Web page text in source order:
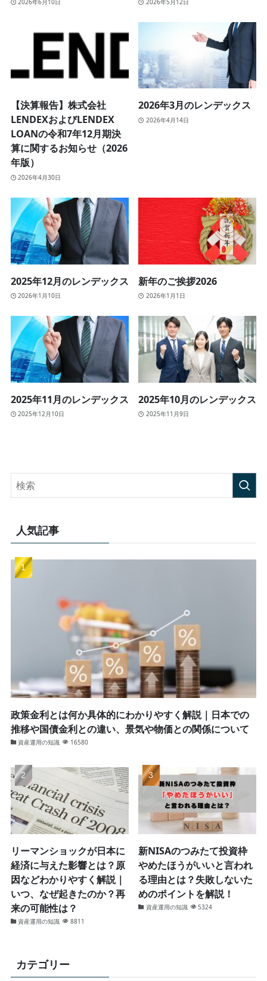
【決算報告】株式会社
LENDEXおよびLENDEX
LOANの令和7年12月期決
算に関するお知らせ（2026
年版）
2026年4月30日
2026年3月のレンデックス
2026年4月14日
2025年12月のレンデックス
2026年1月10日
新年のご挨拶2026
2026年1月1日
2025年11月のレンデックス
2025年12月10日
2025年10月のレンデックス
2025年11月9日
人気記事
政策金利とは何か具体的にわかりやすく解説｜日本での
推移や国債金利との違い、景気や物価との関係について
資産運用の知識 16580
リーマンショックが日本に
経済に与えた影響とは？原
因などわかりやすく解説｜
いつ、なぜ起きたのか？再
来の可能性は？
資産運用の知識 8811
新NISAのつみたて投資枠
やめたほうがいいと言われ
る理由とは？失敗しないた
めのポイントを解説！
資産運用の知識 5324
カテゴリー